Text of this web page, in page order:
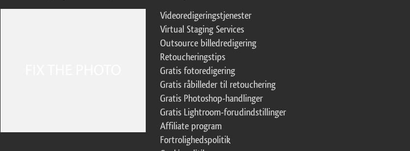
Videoredigeringstjenester
Virtual Staging Services
Outsource billedredigering
Retoucheringstips
Gratis fotoredigering
Gratis råbilleder til retouchering
Gratis Photoshop-handlinger
Gratis Lightroom-forudindstillinger
Affiliate program
Fortrolighedspolitik